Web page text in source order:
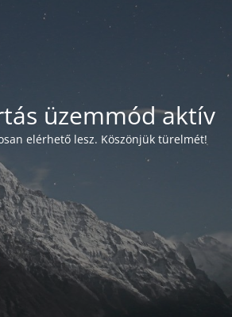
üzemmód aktív
elérhető lesz. Köszönjük türelmét!